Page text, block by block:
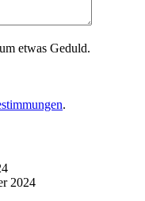
etwas Geduld.
.
2024